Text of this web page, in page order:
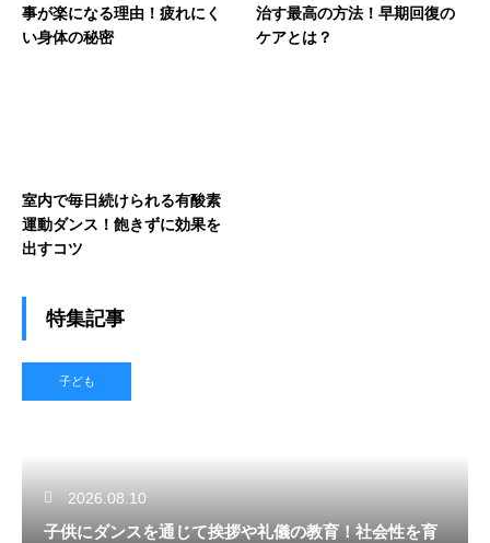
事が楽になる理由！疲れにく
い身体の秘密
治す最高の方法！早期回復の
ケアとは？
室内で毎日続けられる有酸素
運動ダンス！飽きずに効果を
出すコツ
特集記事
子ども
2026.08.10
子供にダンスを通じて挨拶や礼儀の教育！社会性を育